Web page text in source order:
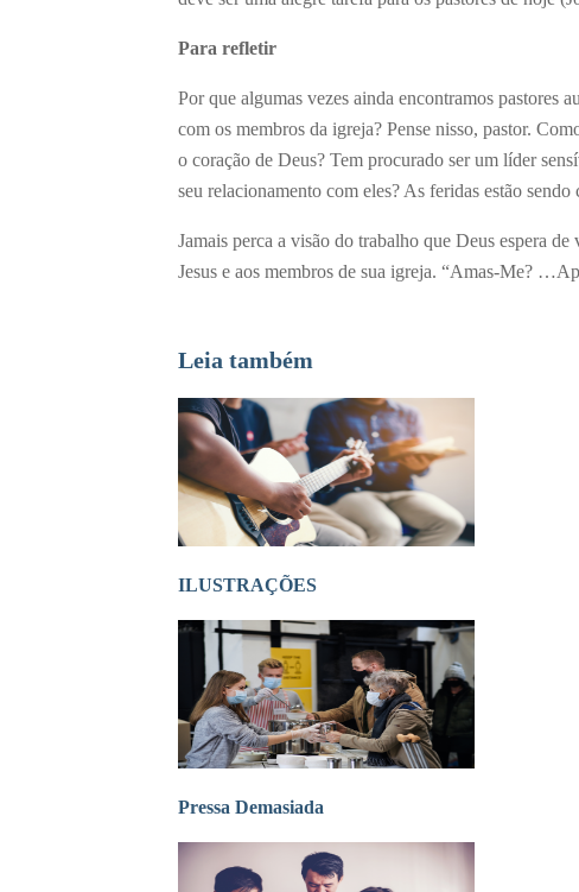
Para refletir
Por que algumas vezes ainda encontramos pastores
com os membros da igreja? Pense nisso, pastor.
o coração de Deus? Tem procurado ser um líder
seu relacionamento com eles? As feridas estão
Jamais perca a visão do trabalho que Deus espera
Jesus e aos membros de sua igreja. “Amas-Me?
Leia também
ILUSTRAÇÕES
Pressa Demasiada